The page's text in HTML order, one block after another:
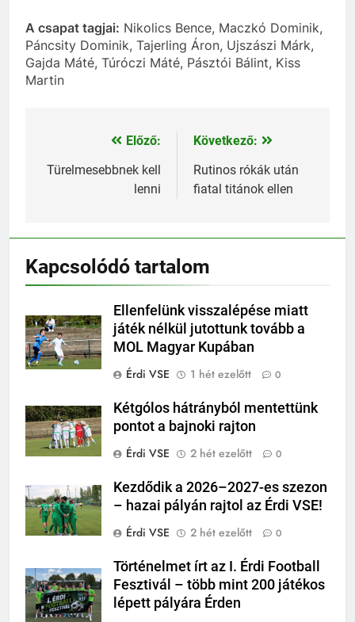
A csapat tagjai: Nikolics Bence, Maczkó Dominik,
Páncsity Dominik, Tajerling Áron, Ujszászi Márk,
Gajda Máté, Túróczi Máté, Pásztói Bálint, Kiss
Martin
Bejegyzés
navigáció
Előző:
Türelmesebbnek kell
lenni
Következő:
Rutinos rókák után
fiatal titánok ellen
Kapcsolódó tartalom
Ellenfelünk visszalépése miatt
játék nélkül jutottunk tovább a
MOL Magyar Kupában
Érdi VSE
1 hét ezelőtt 0
Kétgólos hátrányból mentettünk
pontot a bajnoki rajton
Érdi VSE
2 hét ezelőtt 0
Kezdődik a 2026–2027-es szezon
– hazai pályán rajtol az Érdi VSE!
Érdi VSE
2 hét ezelőtt 0
Történelmet írt az I. Érdi Football
Fesztivál – több mint 200 játékos
lépett pályára Érden